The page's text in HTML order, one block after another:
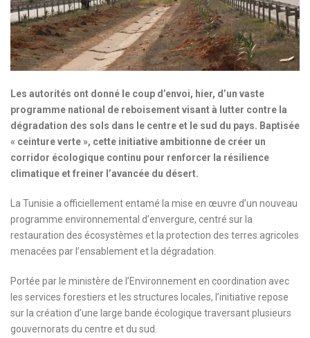
Les autorités ont donné le coup d’envoi, hier, d’un vaste
programme national de reboisement visant à lutter contre la
dégradation des sols dans le centre et le sud du pays. Baptisée
« ceinture verte », cette initiative ambitionne de créer un
corridor écologique continu pour renforcer la résilience
climatique et freiner l’avancée du désert.
La Tunisie a officiellement entamé la mise en œuvre d’un nouveau
programme environnemental d’envergure, centré sur la
restauration des écosystèmes et la protection des terres agricoles
menacées par l’ensablement et la dégradation.
Portée par le ministère de l’Environnement en coordination avec
les services forestiers et les structures locales, l’initiative repose
sur la création d’une large bande écologique traversant plusieurs
gouvernorats du centre et du sud.